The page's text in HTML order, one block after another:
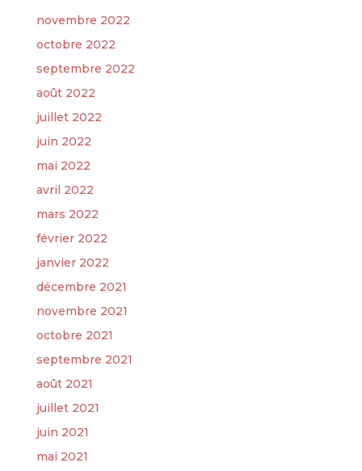
novembre 2022
octobre 2022
septembre 2022
août 2022
juillet 2022
juin 2022
mai 2022
avril 2022
mars 2022
février 2022
janvier 2022
décembre 2021
novembre 2021
octobre 2021
septembre 2021
août 2021
juillet 2021
juin 2021
mai 2021